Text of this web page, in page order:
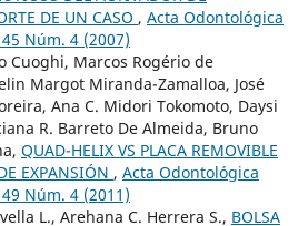
DE UN CASO , Acta Odontológica
Núm. 4 (2007)
Cuoghi, Marcos Rogério de
Margot Miranda-Zamalloa, José
Ana C. Midori Tokomoto, Daysi
R. Barreto De Almeida, Bruno
QUAD-HELIX VS PLACA REMOVIBLE
EXPANSIÓN , Acta Odontológica
Núm. 4 (2011)
L., Arehana C. Herrera S., BOLSA